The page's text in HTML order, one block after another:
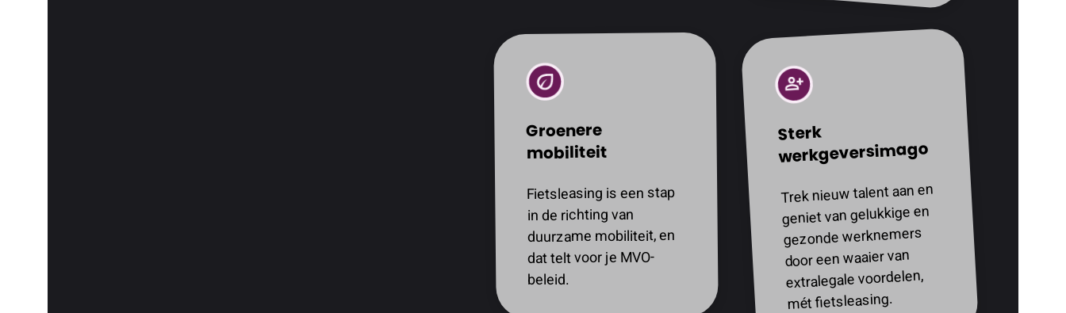
Groenere
mobiliteit
Fietsleasing is een stap
in de richting van
duurzame mobiliteit, en
dat telt voor je MVO-
beleid.
Sterk
werkgeversimago
Trek nieuw talent aan en
geniet van gelukkige en
gezonde werknemers
door een waaier van
extralegale voordelen,
mét fietsleasing.